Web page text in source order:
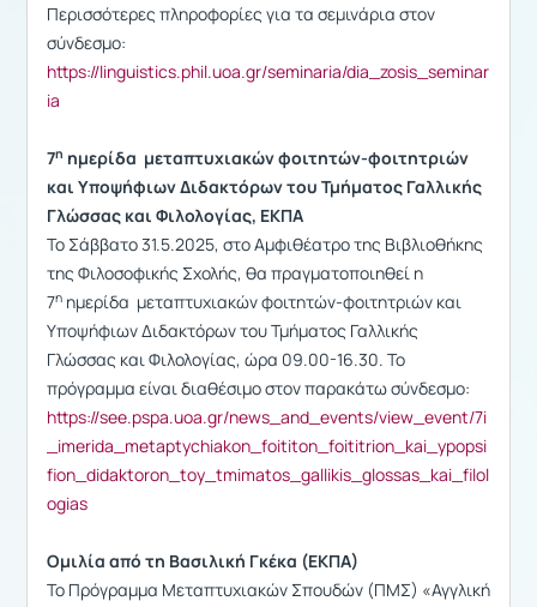
Περισσότερες πληροφορίες για τα σεμινάρια στον
σύνδεσμο:
https://linguistics.phil.uoa.gr/seminaria/dia_zosis_seminar
ia
7η ημερίδα μεταπτυχιακών φοιτητών-φοιτητριών
και Υποψήφιων Διδακτόρων του Τμήματος Γαλλικής
Γλώσσας και Φιλολογίας, ΕΚΠΑ
Το Σάββατο 31.5.2025, στο Αμφιθέατρο της Βιβλιοθήκης
της Φιλοσοφικής Σχολής, θα πραγματοποιηθεί η
7η ημερίδα μεταπτυχιακών φοιτητών-φοιτητριών και
Υποψήφιων Διδακτόρων του Τμήματος Γαλλικής
Γλώσσας και Φιλολογίας, ώρα 09.00-16.30. Το
πρόγραμμα είναι διαθέσιμο στον παρακάτω σύνδεσμο:
https://see.pspa.uoa.gr/news_and_events/view_event/7i
_imerida_metaptychiakon_foititon_foititrion_kai_ypopsi
fion_didaktoron_toy_tmimatos_gallikis_glossas_kai_filol
ogias
Ομιλία από τη Βασιλική Γκέκα (ΕΚΠΑ)
Το Πρόγραμμα Μεταπτυχιακών Σπουδών (ΠΜΣ) «Αγγλική